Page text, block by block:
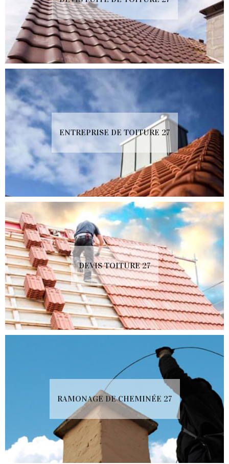
ENTREPRISE DE TOITURE 27
DEVIS TOITURE 27
RAMONAGE DE CHEMINÉE 27